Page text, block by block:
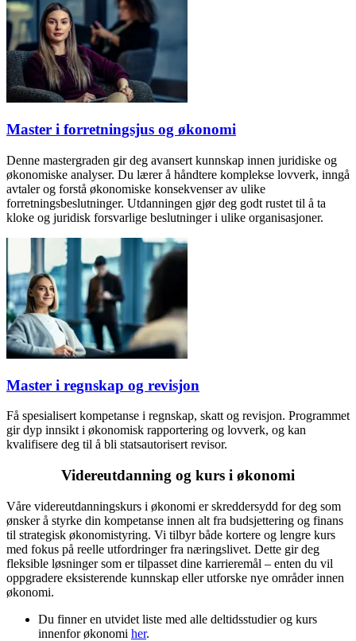
Master i forretningsjus og økonomi
Denne mastergraden gir deg avansert kunnskap innen juridiske og
økonomiske analyser. Du lærer å håndtere komplekse lovverk, inngå
avtaler og forstå økonomiske konsekvenser av ulike
forretningsbeslutninger. Utdanningen gjør deg godt rustet til å ta
kloke og juridisk forsvarlige beslutninger i ulike organisasjoner.
Master i regnskap og revisjon
Få spesialisert kompetanse i regnskap, skatt og revisjon. Programmet
gir dyp innsikt i økonomisk rapportering og lovverk, og kan
kvalifisere deg til å bli statsautorisert revisor.
Videreutdanning og kurs i økonomi
Våre videreutdanningskurs i økonomi er skreddersydd for deg som
ønsker å styrke din kompetanse innen alt fra budsjettering og finans
til strategisk økonomistyring. Vi tilbyr både kortere og lengre kurs
med fokus på reelle utfordringer fra næringslivet. Dette gir deg
fleksible løsninger som er tilpasset dine karrieremål – enten du vil
oppgradere eksisterende kunnskap eller utforske nye områder innen
økonomi.
Du finner en utvidet liste med alle deltidsstudier og kurs
innenfor økonomi her.